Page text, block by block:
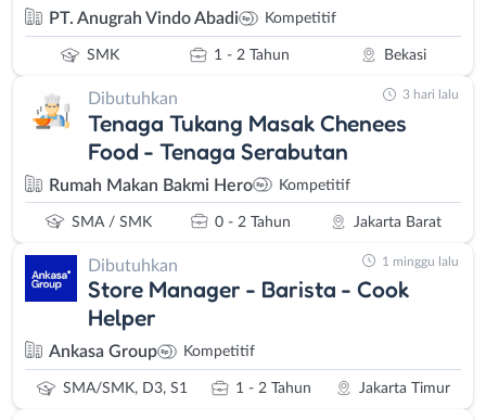
PT. Anugrah Vindo Abadi Kompetitif
SMK 1 - 2 Tahun Bekasi
Dibutuhkan
Tenaga Tukang Masak Chenees
Food - Tenaga Serabutan
Rumah Makan Bakmi Hero Kompetitif
SMA / SMK 0 - 2 Tahun Jakarta Barat
3 hari lalu
Dibutuhkan
Store Manager - Barista - Cook
Helper
Ankasa Group Kompetitif
SMA/SMK, D3, S1 1 - 2 Tahun Jakarta Timur
1 minggu lalu